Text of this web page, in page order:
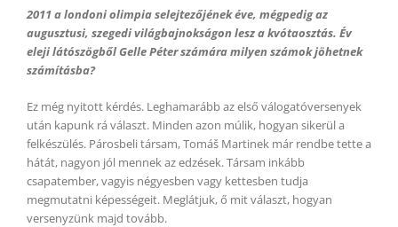
2011 a londoni olimpia selejtezőjének éve, mégpedig az
augusztusi, szegedi világbajnokságon lesz a kvótaosztás. Év
eleji látószögből Gelle Péter számára milyen számok jöhetnek
számításba?
Ez még nyitott kérdés. Leghamarább az első válogatóversenyek
után kapunk rá választ. Minden azon múlik, hogyan sikerül a
felkészülés. Párosbeli társam, Tomáš Martinek már rendbe tette a
hátát, nagyon jól mennek az edzések. Társam inkább
csapatember, vagyis négyesben vagy kettesben tudja
megmutatni képességeit. Meglátjuk, ő mit választ, hogyan
versenyzünk majd tovább.